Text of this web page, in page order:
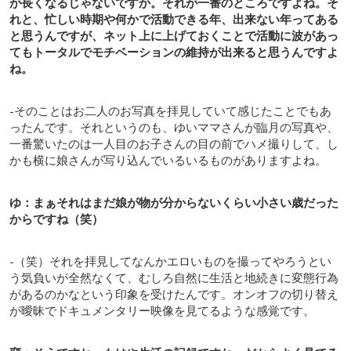
れと、忙しい時期や何かで活動できる年、出来ない年ってある
と思うんですが、ネット上に上げておくことで活動に波があっ
てもトータルでモチベーションの維持が出来ると思うんですよ
ね。
-そのことはお二人のお写真を拝見していて感じたことでもあ
ったんです。それというのも、ゆいママさんが臨月の写真や、
一番驚いたのは一人目のお子さんの目の前でハメ撮りして、し
かも横に娘さんが写り込んでいるいるものがありますよね。
ゆ：まぁそれはまだ娘が物が分からないくらい小さい歳だった
からですね（笑）
-（笑）それを拝見してなんかエロいものを撮ってやろうとい
う気負いが全然なくて、むしろ自然に生活と地続きに変態行為
があるのかなという印象を受けたんです。オンオフの切り替え
が曖昧でドキュメンタリー映像を見てるような感覚です。